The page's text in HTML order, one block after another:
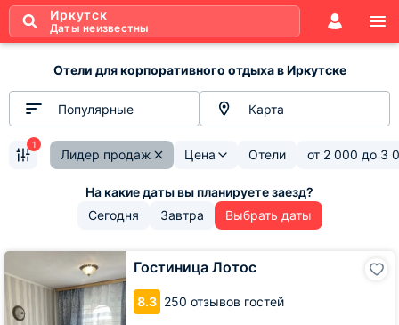
Иркутск
Даты неизвестны
Отели для корпоративного отдыха в Иркутске
Популярные Карта
Лидер продаж Цена Отели от 2 000 до 3
1
Сегодня Завтра Выбрать даты
Гостиница Лотос
8.3 250 отзывов гостей
Гостиница
Лотос